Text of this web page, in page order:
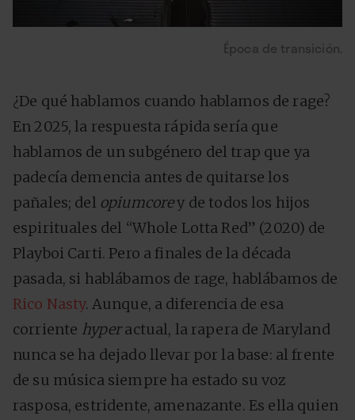
Época de transición.
¿De qué hablamos cuando hablamos de rage?
En 2025, la respuesta rápida sería que
hablamos de un subgénero del trap que ya
padecía demencia antes de quitarse los
pañales; del opiumcorey de todos los hijos
espirituales del “Whole Lotta Red” (2020) de
Playboi Carti. Pero a finales de la década
pasada, si hablábamos de rage, hablábamos de
Rico Nasty. Aunque, a diferencia de esa
corriente hyperactual, la rapera de Maryland
nunca se ha dejado llevar por la base: al frente
de su música siempre ha estado su voz
rasposa, estridente, amenazante. Es ella quien